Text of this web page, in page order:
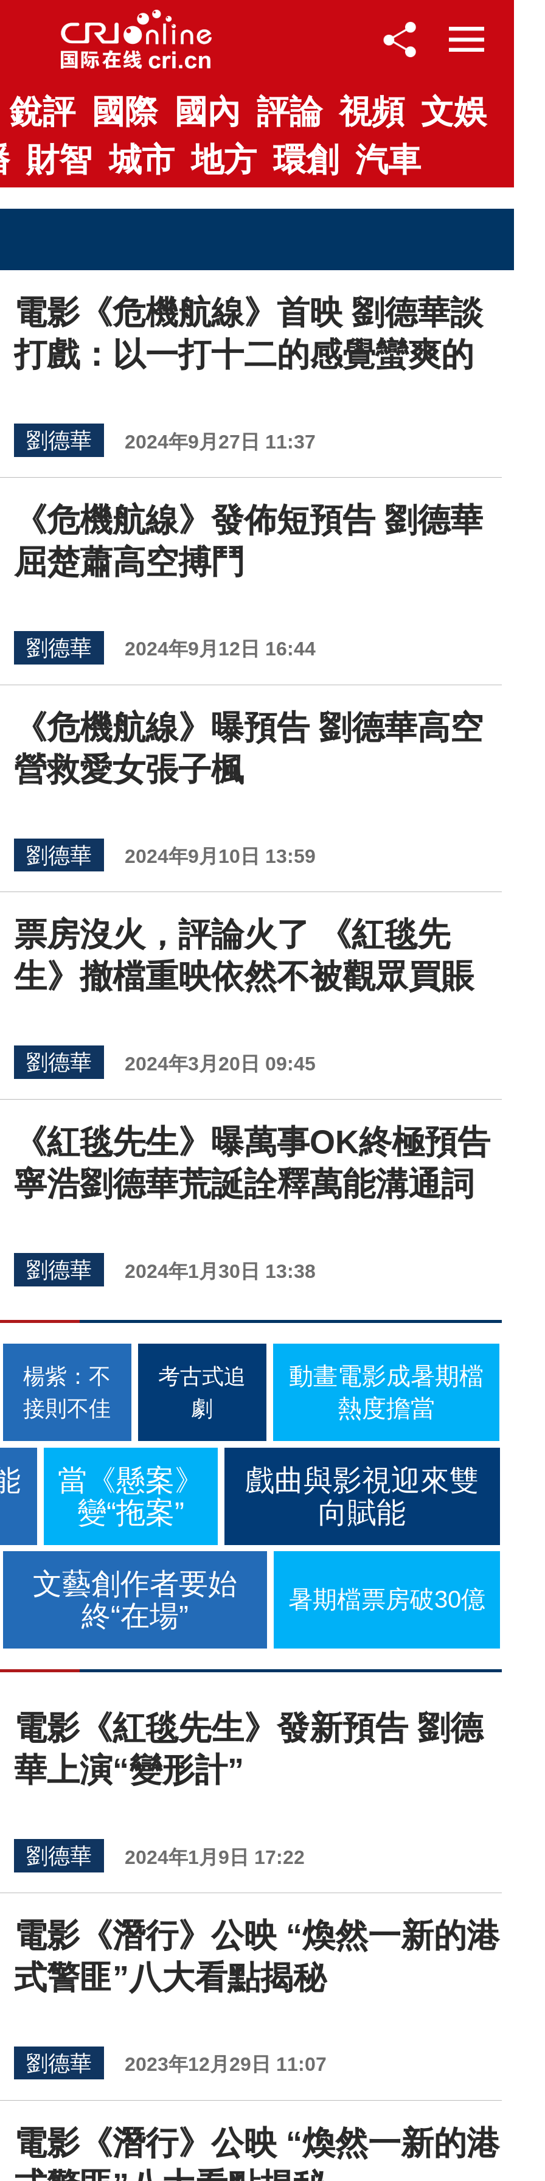
銳評 國際 國內 評論 視頻 文娛
財智 城市 地方 環創 汽車
電影《危機航線》首映 劉德華談
打戲：以一打十二的感覺蠻爽的
劉德華 2024年9月27日 11:37
《危機航線》發佈短預告 劉德華
屈楚蕭高空搏鬥
劉德華 2024年9月12日 16:44
《危機航線》曝預告 劉德華高空
營救愛女張子楓
劉德華 2024年9月10日 13:59
票房沒火，評論火了 《紅毯先
生》撤檔重映依然不被觀眾買賬
劉德華 2024年3月20日 09:45
《紅毯先生》曝萬事OK終極預告
寧浩劉德華荒誕詮釋萬能溝通詞
劉德華 2024年1月30日 13:38
楊紫：不
接則不佳
考古式追
劇
動畫電影成暑期檔
熱度擔當
當《懸案》
變“拖案”
戲曲與影視迎來雙
向賦能
文藝創作者要始
終“在場”
暑期檔票房破30億
電影《紅毯先生》發新預告 劉德
華上演“變形計”
劉德華 2024年1月9日 17:22
電影《潛行》公映 “煥然一新的港
式警匪”八大看點揭秘
劉德華 2023年12月29日 11:07
電影《潛行》公映 “煥然一新的港